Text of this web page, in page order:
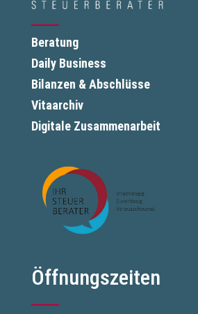
Beratung
Daily Business
Bilanzen & Abschlüsse
Vitaarchiv
Digitale Zusammenarbeit
Öffnungszeiten